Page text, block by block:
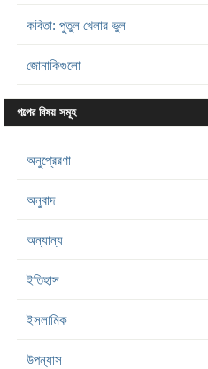
কবিতা: পুতুল খেলার ভুল
জোনাকিগুলো
গল্পের বিষয় সমূহ
অনুপ্রেরণা
অনুবাদ
অন্যান্য
ইতিহাস
ইসলামিক
উপন্যাস